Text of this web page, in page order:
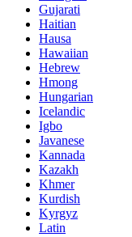
Gujarati
Haitian
Hausa
Hawaiian
Hebrew
Hmong
Hungarian
Icelandic
Igbo
Javanese
Kannada
Kazakh
Khmer
Kurdish
Kyrgyz
Latin